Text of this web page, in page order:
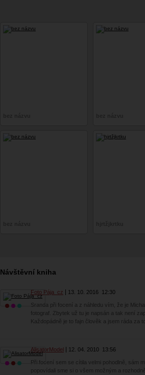
Návštěvní kniha
Foto Pája_cz 13. 10. 2016 12:30
Sranda při focení a z náhledu vím, že je
fotograf. Zbytek už tu je napsán a tak není
Každopádně je to fajn člověk a jsem ráda za
AlisatorModel 12. 04. 2010 13:56
Při focení sem se cítila velmi pohodlně, sám
popovídali sme si o všem možným a